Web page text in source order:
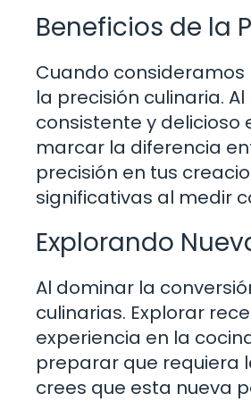
Beneficios de la
Cuando
la precisión culinaria.
consistente y delicioso
marcar la diferencia
precisión en tus
significativas al medir
Explorando
Al dominar la
culinarias. Explorar
experiencia en la
preparar que requiera
crees que esta nueva